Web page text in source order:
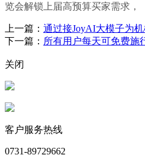
览会解锁上届高预算买家需求，
上一篇： 通过接JoyAI大模子为
下一篇： 所有用户每天可免费施
关闭
客户服务热线
0731-89729662